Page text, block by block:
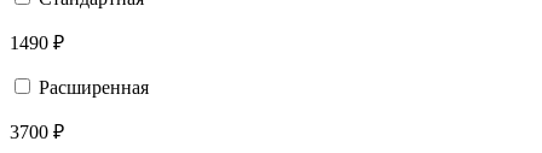
1490 ₽
Расширенная
3700 ₽